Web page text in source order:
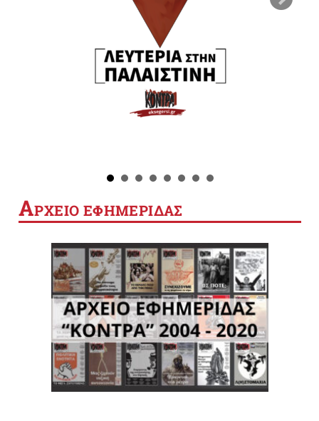
ΑΡΧΕΙΟ ΕΦΗΜΕΡΙΔΑΣ